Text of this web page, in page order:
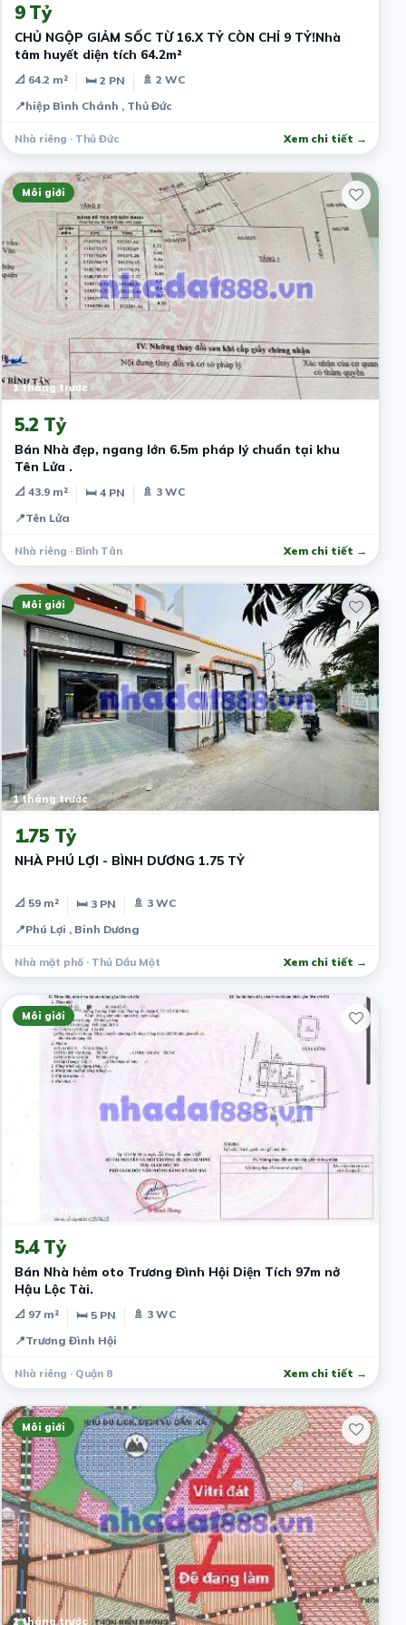
9 Tỷ
CHỦ NGỘP GIẢM SỐC TỪ 16.X TỶ CÒN CHỈ 9 TỶ!Nhà
tâm huyết diện tích 64.2m²
📐 64.2 m² 🛏 2 PN
🚿 2 WC
📍hiệp Bình Chánh , Thủ Đức
Nhà riêng · Thủ Đức Xem chi tiết →
Môi giới
1 tháng trước
5.2 Tỷ
Bán Nhà đẹp, ngang lớn 6.5m pháp lý chuẩn tại khu
Tên Lửa .
📐 43.9 m² 🛏 4 PN
🚿 3 WC
📍Tên Lửa
Nhà riêng · Bình Tân Xem chi tiết →
Môi giới
1 tháng trước
1.75 Tỷ
NHÀ PHÚ LỢI - BÌNH DƯƠNG 1.75 TỶ
📐 59 m² 🛏 3 PN
🚿 3 WC
📍Phú Lợi , Binh Dương
Nhà mặt phố · Thủ Dầu Một Xem chi tiết →
Môi giới
5.4 Tỷ
Bán Nhà hẻm oto Trương Đình Hội Diện Tích 97m nở
Hậu Lộc Tài.
📐 97 m² 🛏 5 PN
🚿 3 WC
📍Trương Đình Hội
Nhà riêng · Quận 8 Xem chi tiết →
Môi giới
1 tháng trước